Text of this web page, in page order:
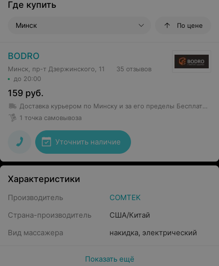
Где купить
Минск По цене
BODRO
Минск, пр-т Дзержинского, 11
до 20:00
35 отзывов
159 руб.
Доставка курьером по Минску и за его пределы Бесплатная доставка от 100 руб.
1 точка самовывоза
Уточнить наличие
Характеристики
Производитель
COMTEK
Страна-производитель
США/Китай
Вид массажера
накидка, электрический
Показать ещё